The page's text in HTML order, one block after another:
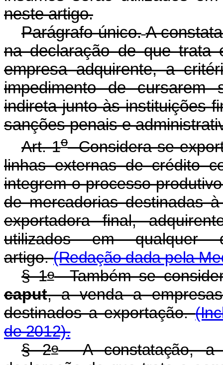
neste artigo.
Parágrafo único. A
na declaração de que trata
empresa adquirente, a
impedimento de cursarem
indireta junto às instituições
sanções penais e
Art. 1oConsidera-se
linhas externas de crédito
integrem o processo
de mercadorias destinadas
exportadora final,
utilizados em qualquer
artigo.(Redação dada pela
§ 1oTambém se
caput, a venda a
destinados a exportação.
de 2012).
§ 2oA constatação, a